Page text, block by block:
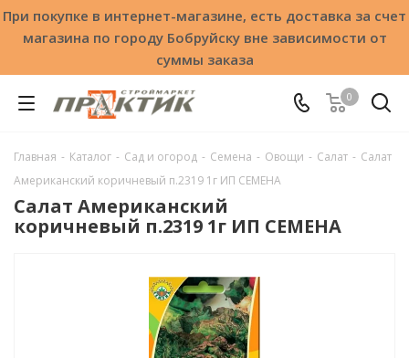
При покупке в интернет-магазине, есть доставка за счет
магазина по городу Бобруйску вне зависимости от
суммы заказа
0
Главная - Каталог - Сад и огород - Семена - Овощи - Салат - Салат
Американский коричневый п.2319 1г ИП СЕМЕНА
Салат Американский
коричневый п.2319 1г ИП СЕМЕНА